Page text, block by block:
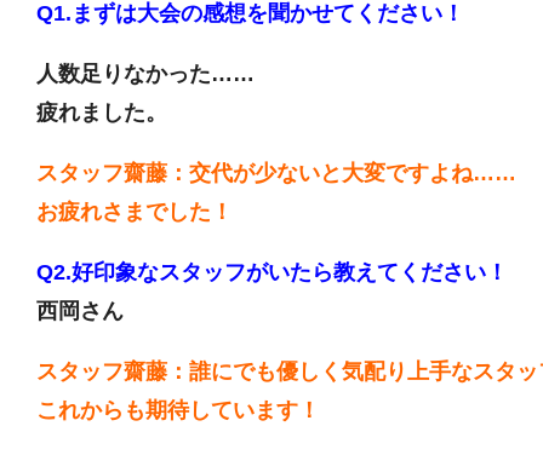
Q1.まずは大会の感想を聞かせてください！
人数足りなかった……
疲れました。
スタッフ齋藤：交代が少ないと大変ですよね……
お疲れさまでした！
Q2.好印象なスタッフがいたら教えてください！
西岡さん
スタッフ齋藤：誰にでも優しく気配り上手なスタ
これからも期待しています！